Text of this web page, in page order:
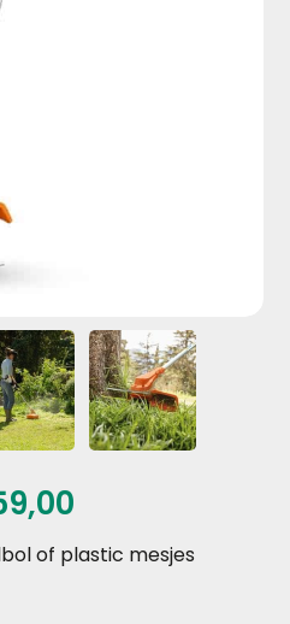
tot
of plastic mesjes